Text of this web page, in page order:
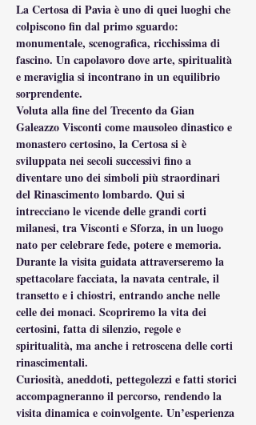
La Certosa di Pavia è uno di quei luoghi che
colpiscono fin dal primo sguardo:
monumentale, scenografica, ricchissima di
fascino. Un capolavoro dove arte, spiritualità
e meraviglia si incontrano in un equilibrio
sorprendente.
Voluta alla fine del Trecento da Gian
Galeazzo Visconti come mausoleo dinastico e
monastero certosino, la Certosa si è
sviluppata nei secoli successivi fino a
diventare uno dei simboli più straordinari
del Rinascimento lombardo. Qui si
intrecciano le vicende delle grandi corti
milanesi, tra Visconti e Sforza, in un luogo
nato per celebrare fede, potere e memoria.
Durante la visita guidata attraverseremo la
spettacolare facciata, la navata centrale, il
transetto e i chiostri, entrando anche nelle
celle dei monaci. Scopriremo la vita dei
certosini, fatta di silenzio, regole e
spiritualità, ma anche i retroscena delle corti
rinascimentali.
Curiosità, aneddoti, pettegolezzi e fatti storici
accompagneranno il percorso, rendendo la
visita dinamica e coinvolgente. Un’esperienza